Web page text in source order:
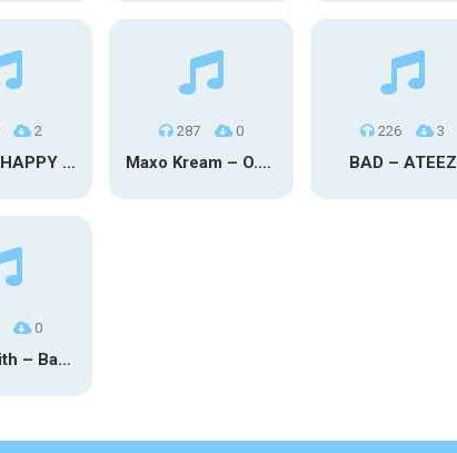
2
Quail P – HAPPY TEARS
287 0
Maxo Kream – O.Y.N
226 3
BAD – ATEEZ
0
Carter Faith – Bar Star Vevo